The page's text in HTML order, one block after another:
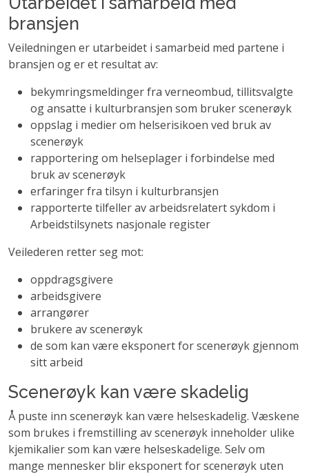
bransjen
Veiledningen er utarbeidet i samarbeid med partene i
bransjen og er et resultat av:
bekymringsmeldinger fra verneombud, tillitsvalgte
og ansatte i kulturbransjen som bruker scenerøyk
oppslag i medier om helserisikoen ved bruk av
scenerøyk
rapportering om helseplager i forbindelse med
bruk av scenerøyk
erfaringer fra tilsyn i kulturbransjen
rapporterte tilfeller av arbeidsrelatert sykdom i
Arbeidstilsynets nasjonale register
Veilederen retter seg mot:
oppdragsgivere
arbeidsgivere
arrangører
brukere av scenerøyk
de som kan være eksponert for scenerøyk gjennom
sitt arbeid
Scenerøyk kan være skadelig
Å puste inn scenerøyk kan være helseskadelig. Væskene
som brukes i fremstilling av scenerøyk inneholder ulike
kjemikalier som kan være helseskadelige. Selv om
mange mennesker blir eksponert for scenerøyk uten